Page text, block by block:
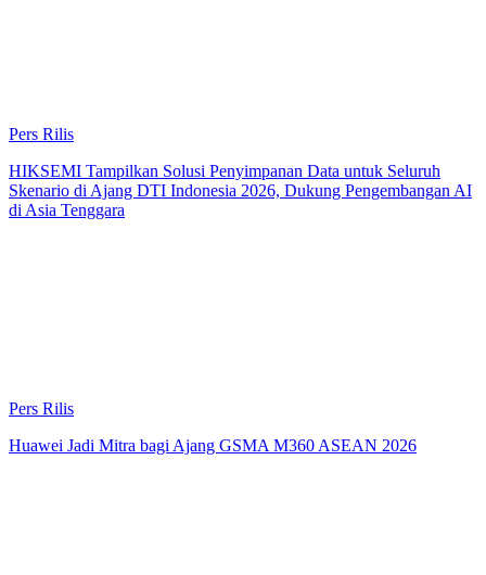
Pers Rilis
HIKSEMI Tampilkan Solusi Penyimpanan Data untuk Seluruh
Skenario di Ajang DTI Indonesia 2026, Dukung Pengembangan AI
di Asia Tenggara
Pers Rilis
Huawei Jadi Mitra bagi Ajang GSMA M360 ASEAN 2026